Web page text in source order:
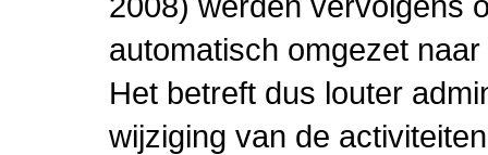
automatisch omgezet
Het betreft dus louter
wijziging van de